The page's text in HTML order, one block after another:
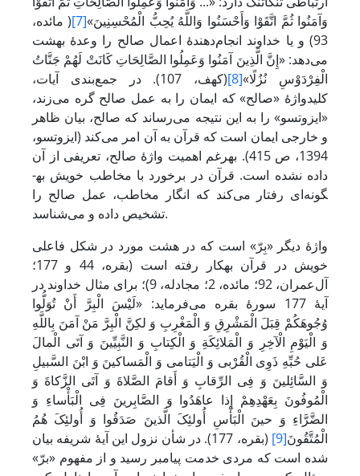
وَآمَنُوا ثُمَّ اتَّقَوْا وَأَحْسَنُوا وَاللَّهُ یُحِبُّ الْمُحْسِنِینَ»[7]
( مائده،
93) و یا خداوند انجام‌دهندۀ اعمال صالح را وعدۀ بهشت
می‌دهد: «إِنَّ الَّذِینَ آمَنُوا وَعَمِلُوا الصَّالِحَاتِ کَانَتْ لَهُمْ جَنَّاتُ
الْفِرْدَوْسِ نُزُلًا»[8]
(کهف، 107). در جمع‌بندی آیات،
کلیدواژۀ «صالح» که ایمان را به عمل صالح گره می‌زند،
«ایزوتسو» را به این نتیجه می‌رساند که صالح، بیان ظاهر
و خارجی ایمان است که قرآن به آن امر می‌کند (‌ایزوتسو،
1394، ص 415). به­رغم اهمیت واژۀ صالح، تعریفی از آن
داده نشده است. قرآن در برخورد با مخاطب خویش به­
گونه‌ای رفتار می‌کند که انگار مخاطب، عمل صالح را
تشخیص داده و می‌شناسد.
واژۀ دیگر «بِرّ» است که در هشت مورد در شکل فاعلی
خویش در قرآن به­کار رفته است (بقره، 44 و 177؛
آل‌عمران، 92؛ مائده، 2؛ مجادله، 9)؛ برای مثال خداوند در
آیۀ 177 سورۀ بقره می‌فرماید: «لَیْسَ الْبِرَّ أَنْ تُوَلُّوا
وُجُوهَکُمْ قِبَلَ الْمَشْرِقِ وَ الْمَغْرِبِ وَ لکِنَّ الْبِرَّ مَنْ آمَنَ بِاللَّهِ
وَ الْیَوْمِ الْآخِرِ وَ الْمَلائِکَةِ وَ الْکِتابِ وَ النَّبِیِّینَ وَ آتَى الْمالَ
عَلى‏ حُبِّهِ ذَوِی الْقُرْبى‏ وَ الْیَتامى‏ وَ الْمَساکینَ وَ ابْنَ السَّبیلِ
وَ السَّائِلینَ وَ فِی الرِّقابِ وَ أَقامَ الصَّلاةَ وَ آتَى الزَّکاةَ وَ
الْمُوفُونَ بِعَهْدِهِمْ إِذا عاهَدُوا وَ الصَّابِرینَ فِی الْبَأْساءِ وَ
الضَّرَّاءِ وَ حینَ الْبَأْسِ أُولئِکَ الَّذینَ صَدَقُوا وَ أُولئِکَ هُمُ
الْمُتَّقُونَ[9]
(بقره، 177). در شأن نزول این آیۀ شریفه بیان
شده است که مردی خدمت پیامبر رسید و از مفهوم «برّ»